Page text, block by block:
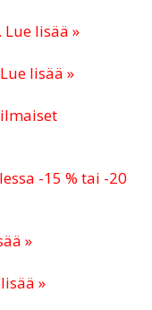
lisää »
lisää »
-15 % tai -20
»
»